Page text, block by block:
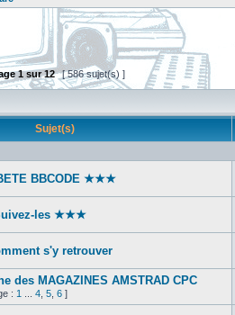
1sur12 [ 586 sujet(s) ]
Sujet(s)
BBCODE ★★★
les ★★★
s'y retrouver‎
des MAGAZINES AMSTRAD CPC
: 1 4 5 6 ]